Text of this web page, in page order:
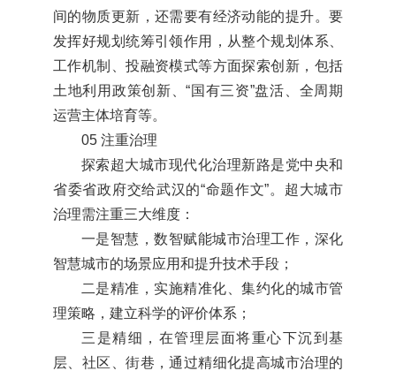
间的物质更新，还需要有经济动能的提升。要
发挥好规划统筹引领作用，从整个规划体系、
工作机制、投融资模式等方面探索创新，包括
土地利用政策创新、“国有三资”盘活、全周期
运营主体培育等。
05 注重治理
探索超大城市现代化治理新路是党中央和
省委省政府交给武汉的“命题作文”。超大城市
治理需注重三大维度：
一是智慧，数智赋能城市治理工作，深化
智慧城市的场景应用和提升技术手段；
二是精准，实施精准化、集约化的城市管
理策略，建立科学的评价体系；
三是精细，在管理层面将重心下沉到基
层、社区、街巷，通过精细化提高城市治理的